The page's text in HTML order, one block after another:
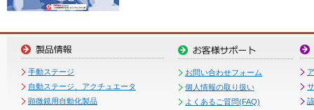
手動ステージ
自動ステージ、アクチュエータ
顕微鏡用自動化製品
お問い合わせフォーム
個人情報の取り扱い
よくあるご質問(FAQ)